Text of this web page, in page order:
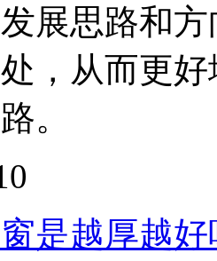
展思路和
，从而更
。
是越厚越好